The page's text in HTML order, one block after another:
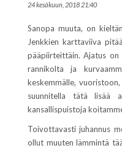
24 kesäkuun, 2018 21:40
Sanopa muuta, on
Jenkkien karttaviiva
pääpiirteittäin. Ajatus on
rannikolta ja
keskemmälle,
suunnitella tätä lisää
kansallispuistoja
Toivottavasti juhannus
ollut muuten lämmintä